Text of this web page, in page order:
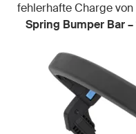
fehlerhafte Charge
Spring Bumper Bar